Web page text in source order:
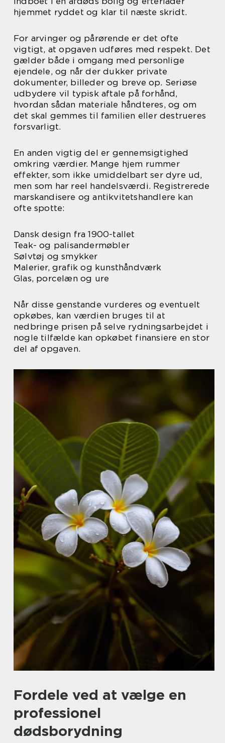
hjemmet ryddet og klar til næste skridt.
For arvinger og pårørende er det ofte
vigtigt, at opgaven udføres med respekt. Det
gælder både i omgang med personlige
ejendele, og når der dukker private
dokumenter, billeder og breve op. Seriøse
udbydere vil typisk aftale på forhånd,
hvordan sådan materiale håndteres, og om
det skal gemmes til familien eller destrueres
forsvarligt.
En anden vigtig del er gennemsigtighed
omkring værdier. Mange hjem rummer
effekter, som ikke umiddelbart ser dyre ud,
men som har reel handelsværdi. Registrerede
marskandisere og antikvitetshandlere kan
ofte spotte:
Dansk design fra 1900-tallet
Teak- og palisandermøbler
Sølvtøj og smykker
Malerier, grafik og kunsthåndværk
Glas, porcelæn og ure
Når disse genstande vurderes og eventuelt
opkøbes, kan værdien bruges til at
nedbringe prisen på selve rydningsarbejdet i
nogle tilfælde kan opkøbet finansiere en stor
del af opgaven.
Fordele ved at vælge en
professionel
dødsborydning